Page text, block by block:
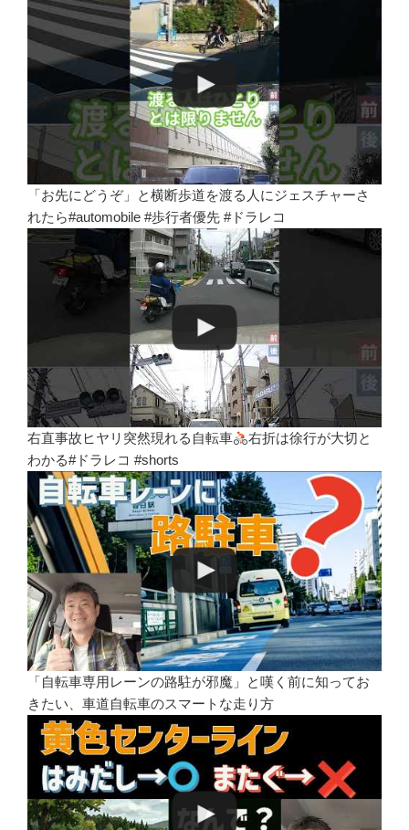
「お先にどうぞ」と横断歩道を渡る人にジェスチャーさ
れたら#automobile #歩行者優先 #ドラレコ
右直事故ヒヤリ突然現れる自転車
右折は徐行が大切と
わかる#ドラレコ #shorts
「自転車専用レーンの路駐が邪魔」と嘆く前に知ってお
きたい、車道自転車のスマートな走り方